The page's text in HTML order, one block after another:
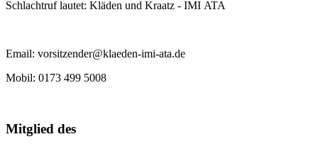
Schlachtruf lautet: Kläden und Kraatz - IMI ATA
Email: vorsitzender@klaeden-imi-ata.de
Mobil: 0173 499 5008
Mitglied des